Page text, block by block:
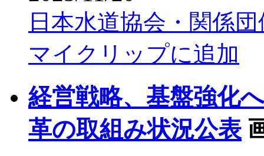
日本水道協会・関係団
マイクリップに追加
経営戦略、基盤強化
革の取組み状況公表